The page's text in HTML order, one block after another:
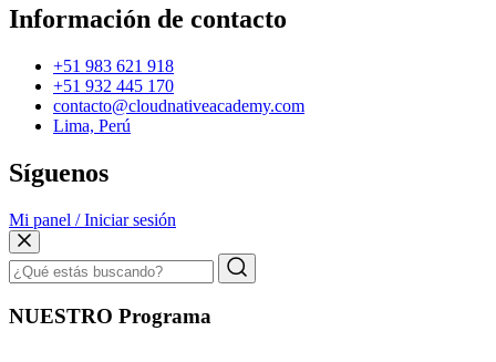
Información de contacto
+51 983 621 918
+51 932 445 170
contacto@cloudnativeacademy.com
Lima, Perú
Síguenos
Mi panel / Iniciar sesión
NUESTRO Programa